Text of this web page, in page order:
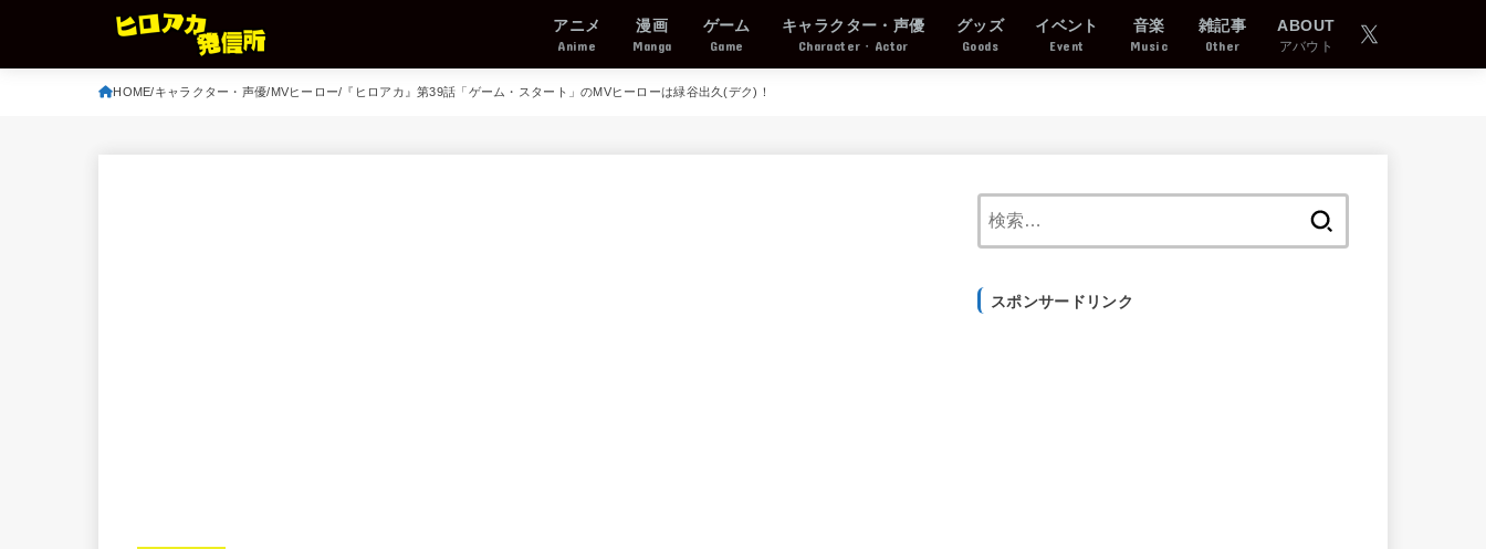
アニメ
Anime
漫画
Manga
ゲーム
Game
キャラクター・声優
Character・Actor
グッズ
Goods
イベント
Event
音楽
Music
雑記事
Other
ABOUT
アバウト
HOME キャラクター・声優 MVヒーロー 『ヒロアカ』第39話「ゲーム・スタート」のMVヒーローは緑谷出久(デク)！
スポンサードリンク